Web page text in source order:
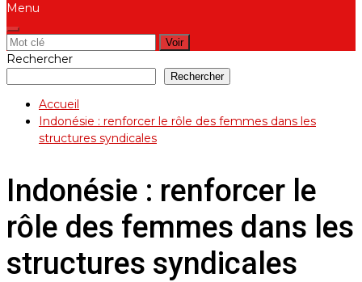
Menu
Rechercher:
Rechercher
Rechercher
Accueil
Indonésie : renforcer le rôle des femmes dans les
structures syndicales
Indonésie : renforcer le
rôle des femmes dans les
structures syndicales